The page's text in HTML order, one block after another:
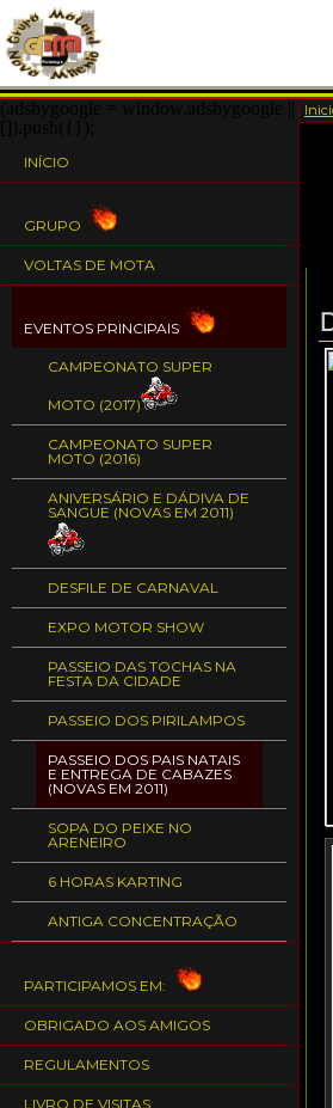
INÍCIO
GRUPO
VOLTAS DE MOTA
EVENTOS PRINCIPAIS
CAMPEONATO SUPER
MOTO (2017)
CAMPEONATO SUPER
MOTO (2016)
ANIVERSÁRIO E DÁDIVA DE
SANGUE (NOVAS EM 2011)
DESFILE DE CARNAVAL
EXPO MOTOR SHOW
PASSEIO DAS TOCHAS NA
FESTA DA CIDADE
PASSEIO DOS PIRILAMPOS
PASSEIO DOS PAIS NATAIS
E ENTREGA DE CABAZES
(NOVAS EM 2011)
SOPA DO PEIXE NO
ARENEIRO
6 HORAS KARTING
ANTIGA CONCENTRAÇÃO
PARTICIPAMOS EM:
OBRIGADO AOS AMIGOS
REGULAMENTOS
LIVRO DE VISITAS